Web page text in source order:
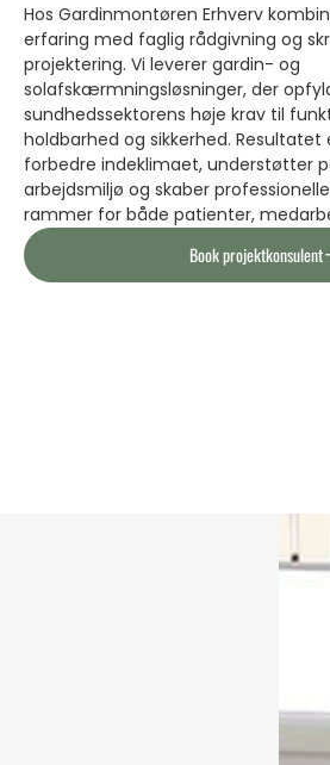
Hos Gardinmontøren Erhverv
erfaring med faglig rådgivning og
projektering. Vi leverer gardin- og
solafskærmningsløsninger, der
sundhedssektorens høje krav til
holdbarhed og sikkerhed. Resultatet
forbedre indeklimaet, understøtter
arbejdsmiljø og skaber
rammer for både patienter,
Book projektkonsulent